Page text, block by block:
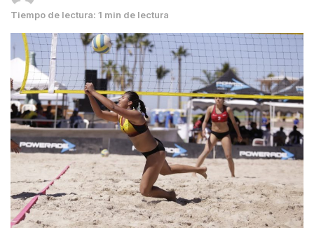
Tiempo de lectura: 1 min de lectura